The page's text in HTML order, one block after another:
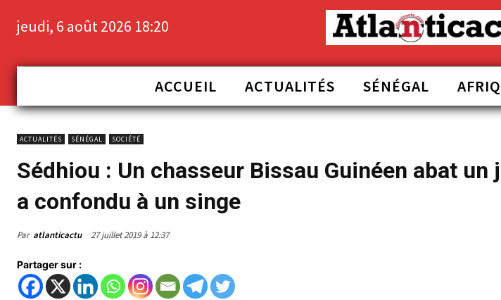
jeudi, 6 août 2026 18:20
ACCUEIL ACTUALITÉS SÉNÉGAL
ACTUALITÉS SÉNÉGAL SOCIÉTÉ
Sédhiou : Un chasseur Bissau Guinéen abat un
a confondu à un singe
Par atlanticactu 27 juillet 2019 à 12:37
Partager sur :